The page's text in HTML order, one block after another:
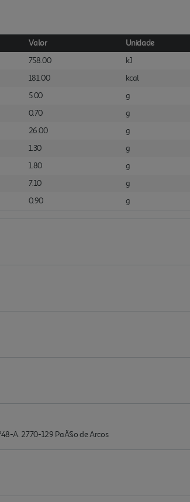
Valor
Unidade
758.00
kJ
181.00
kcal
5.00
g
0.70
g
26.00
g
1.30
g
1.80
g
7.10
g
0.90 g
A. 2770-129 PaÃ§o de Arcos